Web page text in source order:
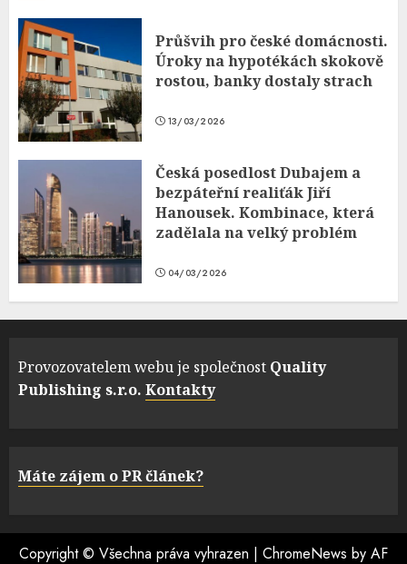
Průšvih pro české domácnosti.
Úroky na hypotékách skokově
rostou, banky dostaly strach
13/03/2026
Česká posedlost Dubajem a
bezpáteřní realiťák Jiří
Hanousek. Kombinace, která
zadělala na velký problém
04/03/2026
Provozovatelem webu je společnost Quality
Publishing s.r.o. Kontakty
Máte zájem o PR článek?
Copyright © Všechna práva vyhrazen | ChromeNews by AF